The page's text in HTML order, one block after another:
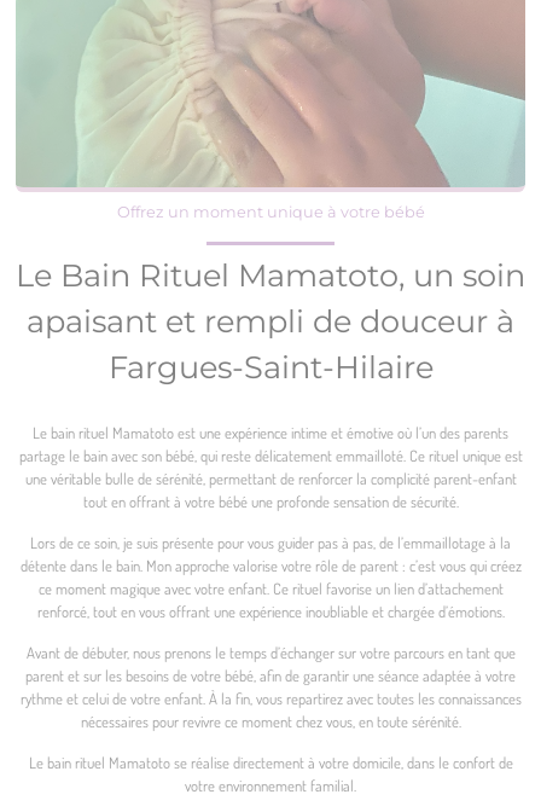
Offrez un moment unique à votre bébé
Le Bain Rituel Mamatoto, un soin
apaisant et rempli de douceur à
Fargues-Saint-Hilaire
Le bain rituel Mamatoto est une expérience intime et émotive où l’un des parents
partage le bain avec son bébé, qui reste délicatement emmailloté. Ce rituel unique est
une véritable bulle de sérénité, permettant de renforcer la complicité parent-enfant
tout en offrant à votre bébé une profonde sensation de sécurité.
Lors de ce soin, je suis présente pour vous guider pas à pas, de l’emmaillotage à la
détente dans le bain. Mon approche valorise votre rôle de parent : c’est vous qui créez
ce moment magique avec votre enfant. Ce rituel favorise un lien d’attachement
renforcé, tout en vous offrant une expérience inoubliable et chargée d’émotions.
Avant de débuter, nous prenons le temps d’échanger sur votre parcours en tant que
parent et sur les besoins de votre bébé, afin de garantir une séance adaptée à votre
rythme et celui de votre enfant. À la fin, vous repartirez avec toutes les connaissances
nécessaires pour revivre ce moment chez vous, en toute sérénité.
Le bain rituel Mamatoto se réalise directement à votre domicile, dans le confort de
votre environnement familial.